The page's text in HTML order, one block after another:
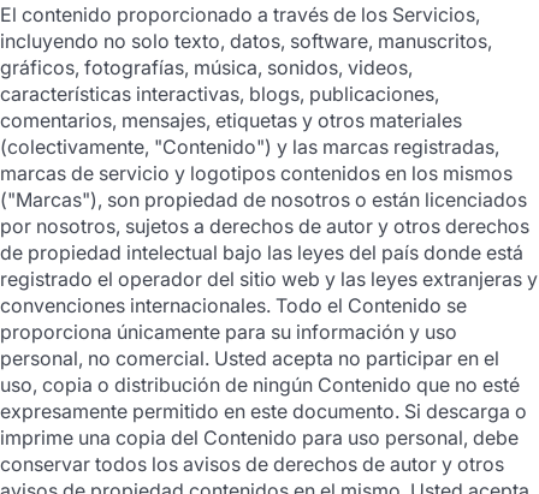
El contenido proporcionado a través de los Servicios,
incluyendo no solo texto, datos, software, manuscritos,
gráficos, fotografías, música, sonidos, videos,
características interactivas, blogs, publicaciones,
comentarios, mensajes, etiquetas y otros materiales
(colectivamente, "Contenido") y las marcas registradas,
marcas de servicio y logotipos contenidos en los mismos
("Marcas"), son propiedad de nosotros o están licenciados
por nosotros, sujetos a derechos de autor y otros derechos
de propiedad intelectual bajo las leyes del país donde está
registrado el operador del sitio web y las leyes extranjeras y
convenciones internacionales. Todo el Contenido se
proporciona únicamente para su información y uso
personal, no comercial. Usted acepta no participar en el
uso, copia o distribución de ningún Contenido que no esté
expresamente permitido en este documento. Si descarga o
imprime una copia del Contenido para uso personal, debe
conservar todos los avisos de derechos de autor y otros